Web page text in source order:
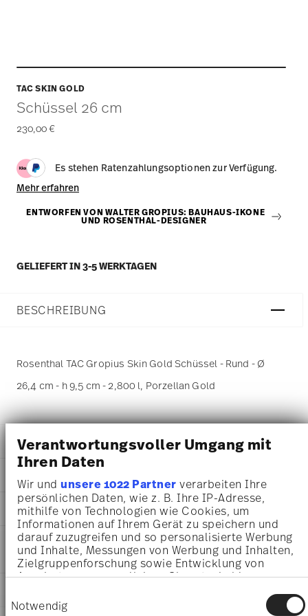
Verantwortungsvoller Umgang mit
Ihren Daten
Wir undunsere 1022 Partner verarbeiten Ihre
persönlichen Daten, wie z. B. Ihre IP-Adresse,
mithilfe von Technologien wie Cookies, um
Informationen auf Ihrem Gerät zu speichern und
darauf zuzugreifen und so personalisierte Werbung
und Inhalte, Messungen von Werbung und Inhalten,
Zielgruppenforschung sowie Entwicklung von
Angeboten zu ermöglichen. Sie entscheiden
Sie können Ihre Einwilligung jederzeit über die
Notwendig
TAC SKIN GOLD
Schüssel 26 cm
230,00 €
Es stehen Ratenzahlungsoptionen zur Verfügung.
Mehr erfahren
ENTWORFEN VON WALTER GROPIUS: BAUHAUS-IKONE
UND ROSENTHAL-DESIGNER
GELIEFERT IN 3-5 WERKTAGEN
BESCHREIBUNG
Rosenthal TAC Gropius Skin Gold Schüssel - Rund - Ø
26,4 cm - h 9,5 cm - 2,800 l, Porzellan Gold
DETAILS
Rosenthal
TAC
Skin Gold
Porzellan
Skin Gold
11280-403255-13326
4012434690067
DE
2014
26,40 cm
26,40 cm
26,40 cm
9,50 cm
2.80 l
853 gr
AWARD WINNER
Pompidou 1992
PFLEGE- UND
SICHERHEITSINFORMATIONEN